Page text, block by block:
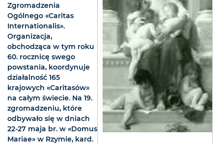
Zgromadzenia
Ogólnego «Caritas
Internationalis».
Organizacja,
obchodząca w tym roku
60. rocznicę swego
powstania, koordynuje
działalność 165
krajowych «Caritasów»
na całym świecie. Na 19.
zgromadzeniu, które
odbywało się w dniach
22-27 maja br. w «Domus
Mariae» w Rzymie, kard.